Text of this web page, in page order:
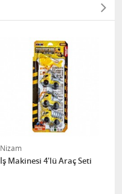
Nizam
İş Makinesi 4'lü Araç Seti